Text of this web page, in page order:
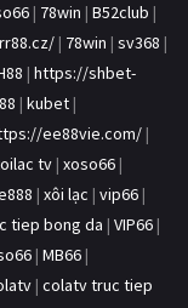
| 78win | B52club |
| 78win | sv368 |
| https://shbet-
| kubet |
ee88vie.com/ |
tv | xoso66 |
| xôi lạc | vip66 |
tiep bong da | VIP66 |
| MB66 |
| colatv truc tiep